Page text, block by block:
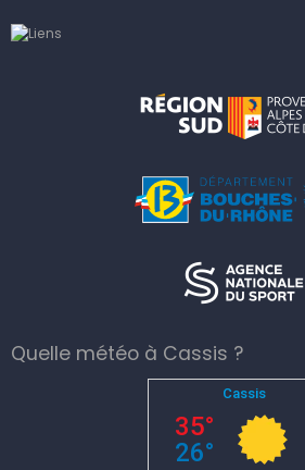
Quelle météo à Cassis ?